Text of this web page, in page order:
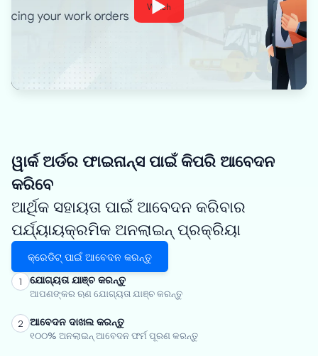
Watch
ୱାର୍କ ଅର୍ଡର ଫାଇନାନ୍ସ ପାଇଁ କିପରି ଆବେଦନ
କରିବେ
ଆର୍ଥିକ ସହାୟତା ପାଇଁ ଆବେଦନ କରିବାର
ପର୍ଯ୍ୟାୟକ୍ରମିକ ଅନଲାଇନ୍ ପ୍ରକ୍ରିୟା
କ୍ରେଡିଟ୍ ପାଇଁ ଆବେଦନ କରନ୍ତୁ
1 ଯୋଗ୍ୟତା ଯାଞ୍ଚ କରନ୍ତୁ
ଆପଣଙ୍କର ଋଣ ଯୋଗ୍ୟତା ଯାଞ୍ଚ କରନ୍ତୁ
2 ଆବେଦନ ଦାଖଲ କରନ୍ତୁ
୧୦୦% ଅନଲାଇନ୍ ଆବେଦନ ଫର୍ମ ପୂରଣ କରନ୍ତୁ